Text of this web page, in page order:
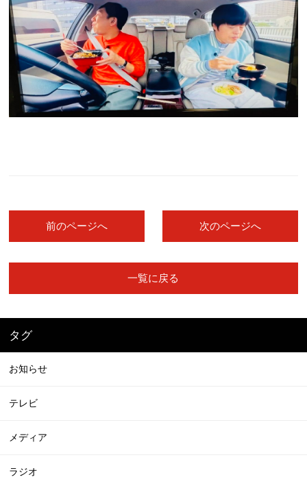
前のページへ
一覧に戻る
次のページへ
タグ
お知らせ
テレビ
メディア
ラジオ